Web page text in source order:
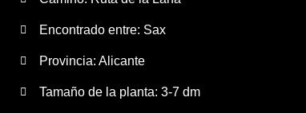
Encontrado entre: Sax
Provincia: Alicante
Tamaño de la planta: 3-7 dm